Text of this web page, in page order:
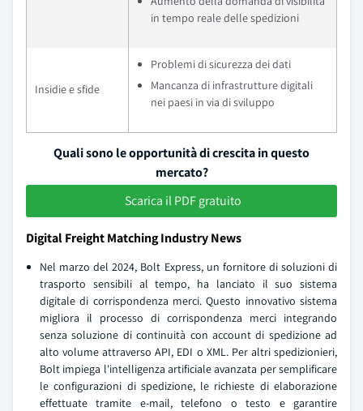
in tempo reale delle spedizioni
Insidie e sfide
Problemi di sicurezza dei dati
Mancanza di infrastrutture digitali
nei paesi in via di sviluppo
Quali sono le opportunità di crescita in questo
mercato?
Scarica il PDF gratuito
Digital Freight Matching Industry News
Nel marzo del 2024, Bolt Express, un fornitore di soluzioni di
trasporto sensibili al tempo, ha lanciato il suo sistema
digitale di corrispondenza merci. Questo innovativo sistema
migliora il processo di corrispondenza merci integrando
senza soluzione di continuità con account di spedizione ad
alto volume attraverso API, EDI o XML. Per altri spedizionieri,
Bolt impiega l'intelligenza artificiale avanzata per semplificare
le configurazioni di spedizione, le richieste di elaborazione
effettuate tramite e-mail, telefono o testo e garantire